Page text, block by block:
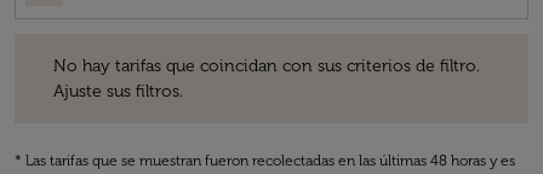
No hay tarifas que coincidan con sus criterios de filtro.
Ajuste sus filtros.
* Las tarifas que se muestran fueron recolectadas en las últimas 48 horas y es